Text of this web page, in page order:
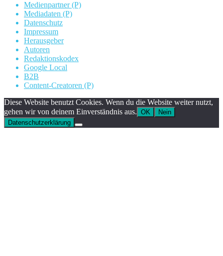
Medienpartner (P)
Mediadaten (P)
Datenschutz
Impressum
Herausgeber
Autoren
Redaktionskodex
Google Local
B2B
Content-Creatoren (P)
Diese Website benutzt Cookies. Wenn du die Website weiter nutzt,
gehen wir von deinem Einverständnis aus. OK
Nein
Datenschutzerklärung